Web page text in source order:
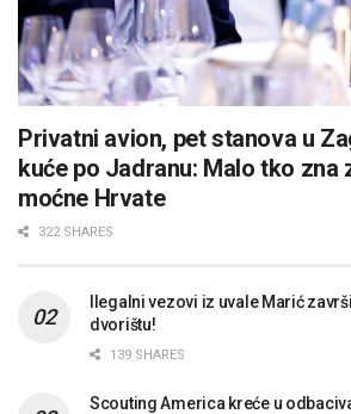
Privatni avion, pet stanova u
kuće po Jadranu: Malo tko zna
moćne Hrvate
322 SHARES
Ilegalni vezovi iz uvale Marić
dvorištu!
139 SHARES
Scouting America kreće u